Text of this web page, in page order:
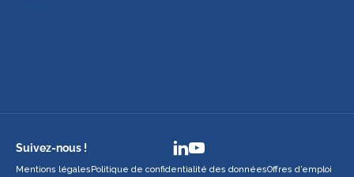
Suivez-nous !
Mentions légalesPolitique de confidentialité des donnéesOffres d’emploi